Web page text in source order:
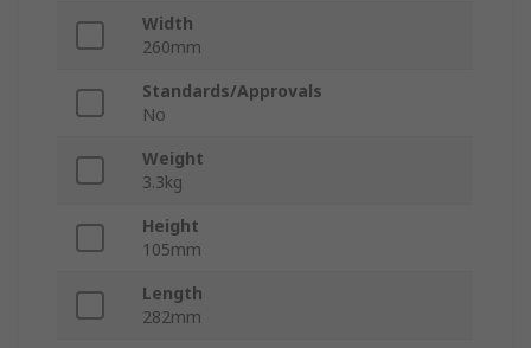
Width
260mm
Standards/Approvals
No
Weight
3.3kg
Height
105mm
Length
282mm